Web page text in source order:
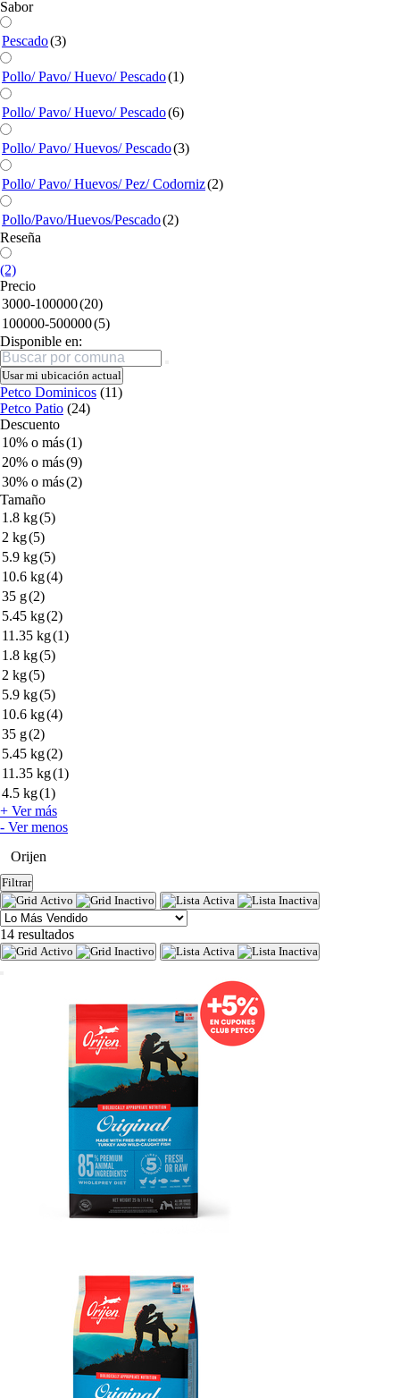
Sabor
Pescado(3)
Pollo/ Pavo/ Huevo/ Pescado(1)
Pollo/ Pavo/ Huevo/ Pescado(6)
Pollo/ Pavo/ Huevos/ Pescado(3)
Pollo/ Pavo/ Huevos/ Pez/ Codorniz(2)
Pollo/Pavo/Huevos/Pescado(2)
Reseña
(2)
Precio
3000-100000(20)
100000-500000(5)
Disponible en:
Buscar
Usar mi ubicación actual
Petco Dominicos (11)
Petco Patio (24)
Descuento
10% o más(1)
20% o más(9)
30% o más(2)
Tamaño
1.8 kg(5)
2 kg(5)
5.9 kg(5)
10.6 kg(4)
35 g(2)
5.45 kg(2)
11.35 kg(1)
1.8 kg(5)
2 kg(5)
5.9 kg(5)
10.6 kg(4)
35 g(2)
5.45 kg(2)
11.35 kg(1)
4.5 kg(1)
+ Ver más
- Ver menos
Orijen
Filtrar
14 resultados